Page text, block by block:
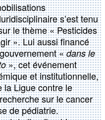
s’est tenu
le thème « Pesticides
». Lui aussi financé
«dans le
», cet événement
et institutionnelle,
la Ligue contre le
sur le cancer
de pédiatrie.